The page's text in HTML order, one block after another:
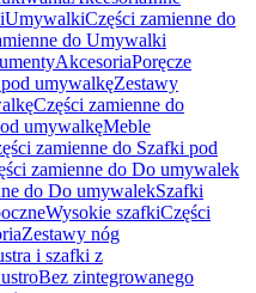
UmywalkiCzęści zamienne do
do Umywalki
AkcesoriaPoręcze
umywalkęZestawy
Części zamienne do
umywalkęMeble
zamienne do Szafki pod
zamienne do Do umywalek
do Do umywalekSzafki
Wysokie szafkiCzęści
Zestawy nóg
i szafki z
Bez zintegrowanego